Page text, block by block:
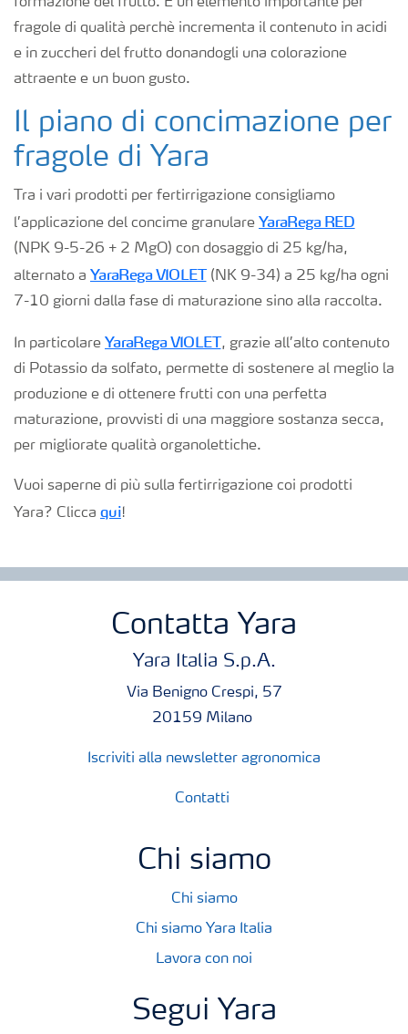
fragole di qualità perchè incrementa il contenuto in acidi
e in zuccheri del frutto donandogli una colorazione
attraente e un buon gusto.
Il piano di concimazione per
fragole di Yara
Tra i vari prodotti per fertirrigazione consigliamo
l’applicazione del concime granulare YaraRega RED
(NPK 9-5-26 + 2 MgO) con dosaggio di 25 kg/ha,
alternato a YaraRega VIOLET (NK 9-34) a 25 kg/ha ogni
7-10 giorni dalla fase di maturazione sino alla raccolta.
In particolare YaraRega VIOLET, grazie all’alto contenuto
di Potassio da solfato, permette di sostenere al meglio la
produzione e di ottenere frutti con una perfetta
maturazione, provvisti di una maggiore sostanza secca,
per migliorate qualità organolettiche.
Vuoi saperne di più sulla fertirrigazione coi prodotti
Yara? Clicca qui!
Contatta Yara
Yara Italia S.p.A.
Via Benigno Crespi, 57
20159 Milano
Iscriviti alla newsletter agronomica
Contatti
Chi siamo
Chi siamo
Chi siamo Yara Italia
Lavora con noi
Segui Yara